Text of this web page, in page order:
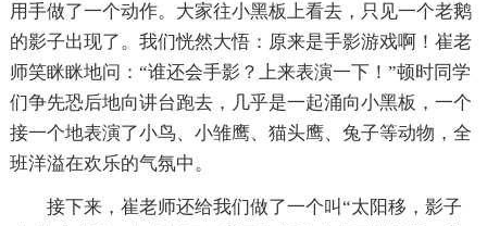
用手做了一个动作。大家往小黑板上看去，只见一个老鹅
的影子出现了。我们恍然大悟：原来是手影游戏啊！崔老
师笑眯眯地问：“谁还会手影？上来表演一下！”顿时同学
们争先恐后地向讲台跑去，几乎是一起涌向小黑板，一个
接一个地表演了小鸟、小雏鹰、猫头鹰、兔子等动物，全
班洋溢在欢乐的气氛中。
接下来，崔老师还给我们做了一个叫“太阳移，影子